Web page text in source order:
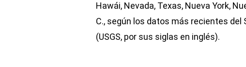
Hawái, Nevada, Texas, Nueva York,
C., según los datos más recientes del
(USGS, por sus siglas en inglés).